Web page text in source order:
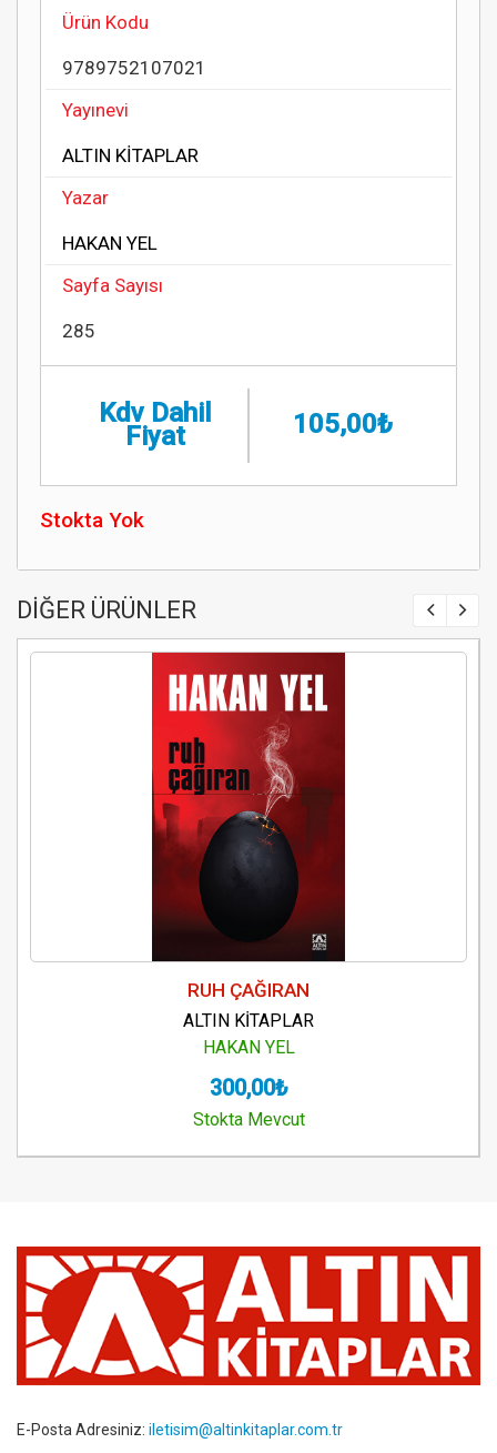
Ürün Kodu
9789752107021
Yayınevi
ALTIN KİTAPLAR
Yazar
HAKAN YEL
Sayfa Sayısı
285
Kdv Dahil
Fiyat 105,00₺
Stokta Yok
DİĞER ÜRÜNLER
RUH ÇAĞIRAN
ALTIN KİTAPLAR
HAKAN YEL
300,00₺
Stokta Mevcut
E-Posta Adresiniz: iletisim@altinkitaplar.com.tr